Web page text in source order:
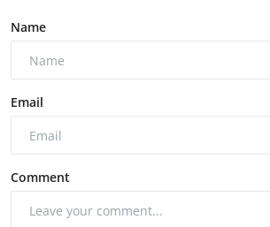
Name
Email
Comment